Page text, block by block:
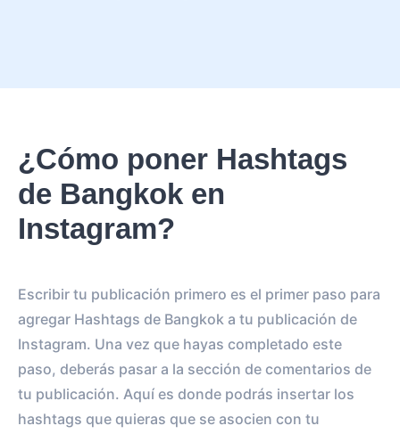
¿Cómo poner Hashtags
de Bangkok en
Instagram?
Escribir tu publicación primero es el primer paso para
agregar Hashtags de Bangkok a tu publicación de
Instagram. Una vez que hayas completado este
paso, deberás pasar a la sección de comentarios de
tu publicación. Aquí es donde podrás insertar los
hashtags que quieras que se asocien con tu